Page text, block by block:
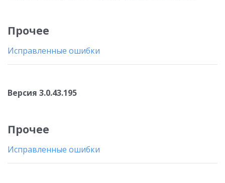
Прочее
Исправленные ошибки
Версия 3.0.43.195
Прочее
Исправленные ошибки